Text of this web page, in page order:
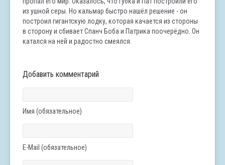
из ушной серы. Но кальмар быстро нашёл решение - он
построил гигантскую лодку, которая качается из стороны
в сторону и сбивает Спанч Боба и Патрика поочерёдно. Он
катался на ней и радостно смеялся.
Добавить комментарий
Имя (обязательное)
E-Mail (обязательное)